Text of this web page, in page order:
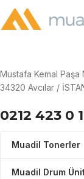
Mustafa Kemal Paşa
34320 Avcılar /
0212 423 0
Muadil Tonerler
Muadil Drum